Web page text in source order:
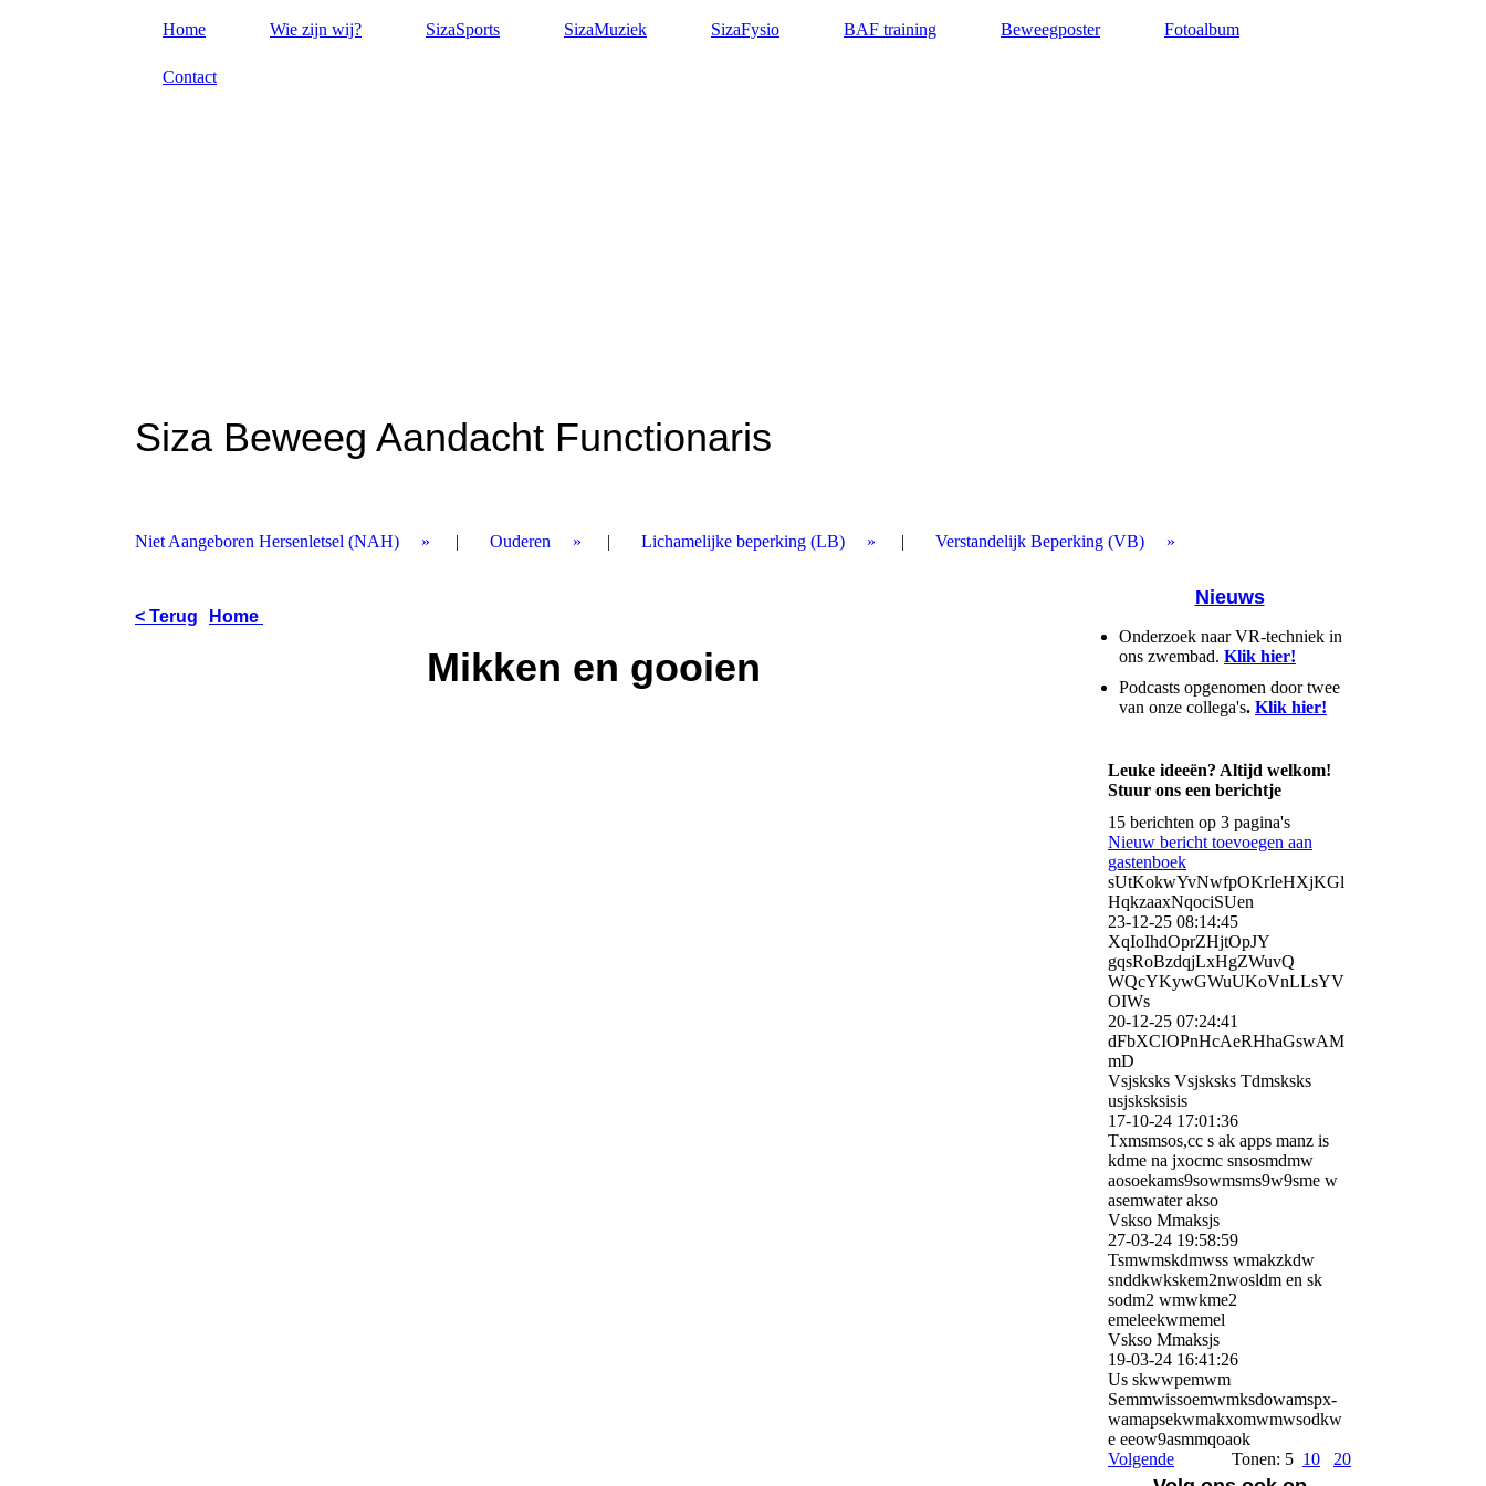
Home Wie zijn wij? SizaSports SizaMuziek SizaFysio BAF training Beweegposter Fotoalbum
Contact
Siza Beweeg Aandacht Functionaris
Niet Aangeboren Hersenletsel (NAH) Ouderen Lichamelijke beperking (LB) Verstandelijk Beperking (VB)
< Terug Home
Mikken en gooien
Nieuws
Onderzoek naar VR-techniek in
ons zwembad. Klik hier!
Podcasts opgenomen door twee
van onze collega's. Klik hier!
Leuke ideeën? Altijd welkom!
Stuur ons een berichtje
15 berichten op 3 pagina's
Nieuw bericht toevoegen aan
gastenboek
sUtKokwYvNwfpOKrIeHXjKGl
HqkzaaxNqociSUen
23-12-25 08:14:45
XqIoIhdOprZHjtOpJY
gqsRoBzdqjLxHgZWuvQ
WQcYKywGWuUKoVnLLsYV
OIWs
20-12-25 07:24:41
dFbXCIOPnHcAeRHhaGswAM
m­D
Vsjsksks Vsjsksks Tdmsksks
usjsksksisis
17-10-24 17:01:36
Txmsmsos,cc s ak apps manz is
kdme na jxocmc snsosmdmw
aosoekams9sowmsms9w9sme w
asemwater akso
Vskso Mmaksjs
27-03-24 19:58:59
Tsmwmskdmwss wmakzkdw
snddkwkskem2nwosldm en sk
sodm2 wmwkme2
emeleekwmemel
Vskso Mmaksjs
19-03-24 16:41:26
Us skwwpemwm
Semmwissoemwmksdowamspx­
wamapsekwmakxomwmwsodkw
e eeow9asmmqoaok
Volgende
Tonen: 5 10 20